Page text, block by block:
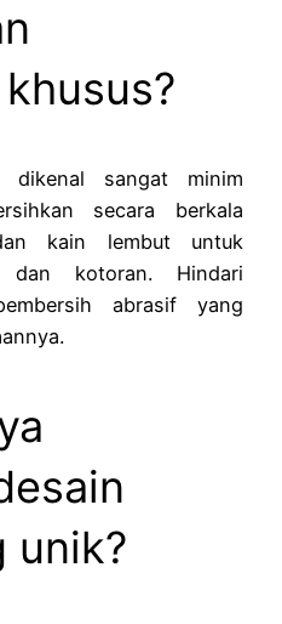
dikenal sangat minim
secara berkala
kain lembut untuk
dan kotoran. Hindari
abrasif yang
unik?